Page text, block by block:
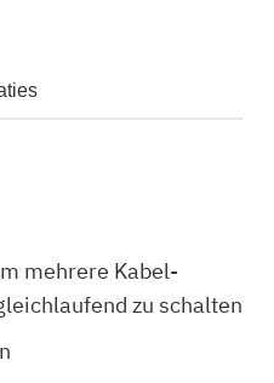
mehrere Kabel-
zu schalten